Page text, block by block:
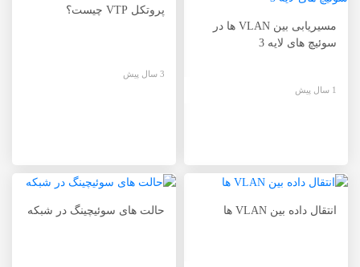
مسیریابی بین VLAN ها در
سوئیچ های لایه 3
1 سال پیش
پروتکل VTP چیست؟
3 سال پیش
انتقال داده بین VLAN ها حالت های سوئیچینگ در شبکه